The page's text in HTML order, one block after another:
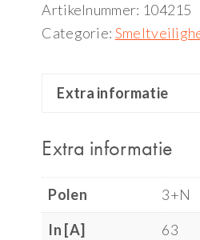
Artikelnummer: 104215
Categorie:
Extra informatie
Extra informatie
Polen
3+N
In [A]
63